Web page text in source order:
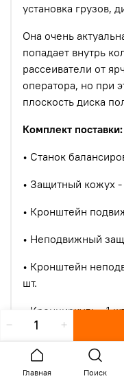
установка грузов,
Она очень
попадает внутрь
рассеиватели от
оператора, но при
плоскость диска
Комплект поставки:
• Станок
• Защитный кожух -
• Кронштейн
• Неподвижный
• Кронштейн
шт.
Кронциркуль - 1
автомобилей (3
Главная Поиск